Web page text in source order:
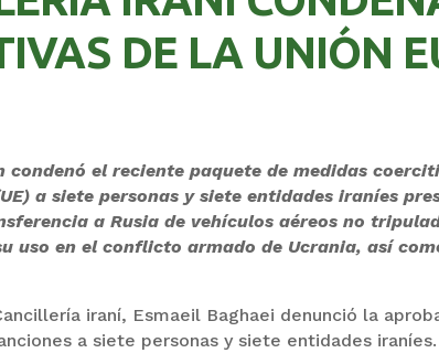
DE LA UNIÓN
condenó el reciente paquete de medidas
a siete personas y siete entidades iraníes
a Rusia de vehículos aéreos no
uso en el conflicto armado de Ucrania, así
iraní, Esmaeil Baghaei denunció la
a siete personas y siete entidades